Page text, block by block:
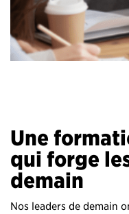
Une
qui forge
demain
Nos leaders de demain